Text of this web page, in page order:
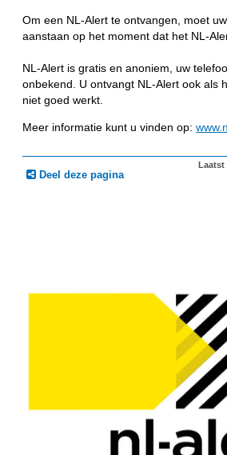
Om een NL-Alert te ontvangen, moet
aanstaan op het moment dat het NL-
NL-Alert is gratis en anoniem, uw
onbekend. U ontvangt NL-Alert ook als
niet goed werkt.
Meer informatie kunt u vinden op:
Deel deze pagina
Laatst